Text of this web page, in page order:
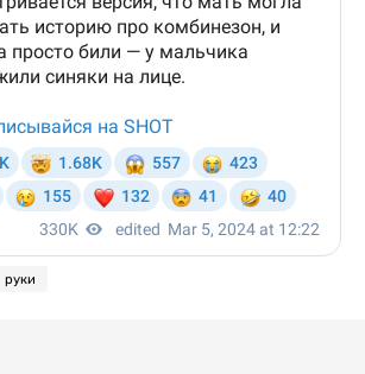
руки